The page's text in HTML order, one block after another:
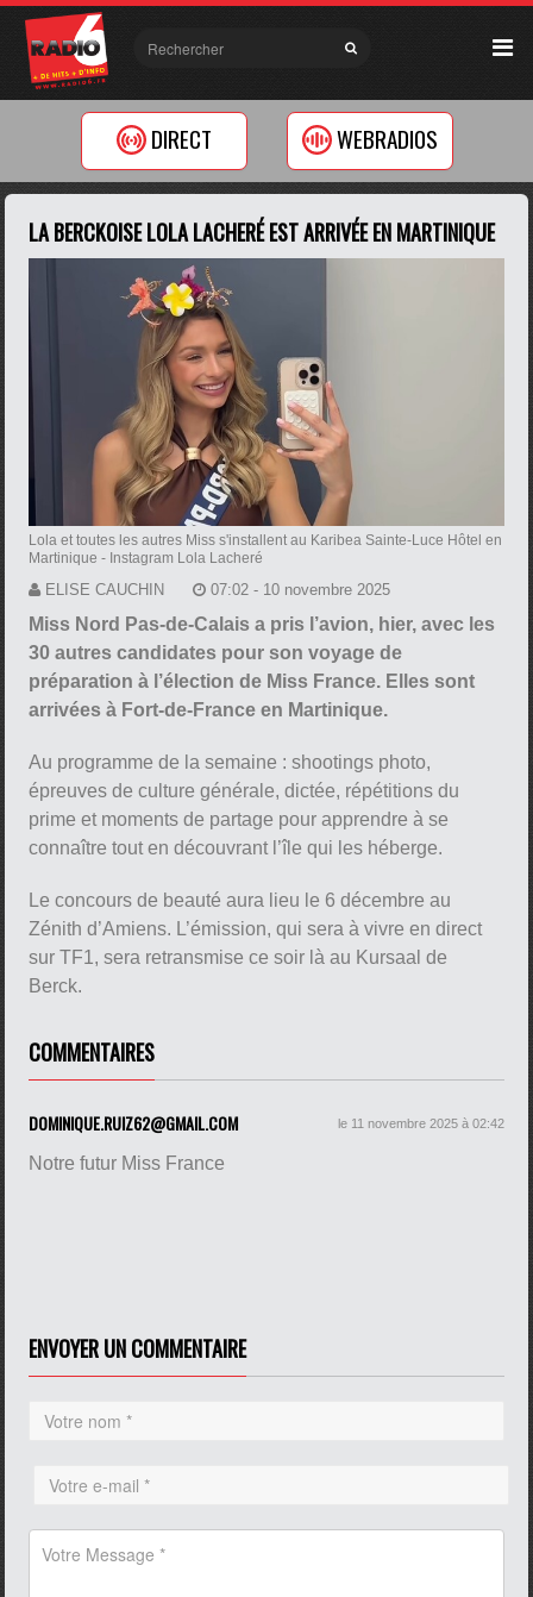
DIRECT WEBRADIOS
LA BERCKOISE LOLA LACHERÉ EST ARRIVÉE EN MARTINIQUE
Lola et toutes les autres Miss s'installent au Karibea Sainte-Luce Hôtel en
Martinique - Instagram Lola Lacheré
ELISE CAUCHIN 07:02 - 10 novembre 2025
Miss Nord Pas-de-Calais a pris l’avion, hier, avec les
30 autres candidates pour son voyage de
préparation à l’élection de Miss France. Elles sont
arrivées à Fort-de-France en Martinique.
Au programme de la semaine : shootings photo,
épreuves de culture générale, dictée, répétitions du
prime et moments de partage pour apprendre à se
connaître tout en découvrant l’île qui les héberge.
Le concours de beauté aura lieu le 6 décembre au
Zénith d’Amiens. L’émission, qui sera à vivre en direct
sur TF1, sera retransmise ce soir là au Kursaal de
Berck.
COMMENTAIRES
DOMINIQUE.RUIZ62@GMAIL.COM le 11 novembre 2025 à 02:42
Notre futur Miss France
ENVOYER UN COMMENTAIRE